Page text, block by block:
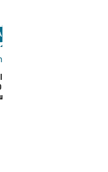
SKIES
Skies
Promo
Pains»